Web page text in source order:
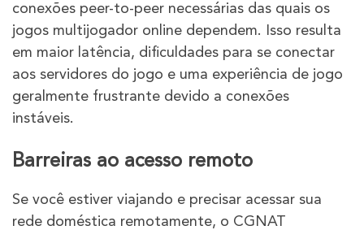
conexões peer-to-peer necessárias das quais os
jogos multijogador online dependem. Isso resulta
em maior latência, dificuldades para se conectar
aos servidores do jogo e uma experiência de jogo
geralmente frustrante devido a conexões
instáveis.
Barreiras ao acesso remoto
Se você estiver viajando e precisar acessar sua
rede doméstica remotamente, o CGNAT